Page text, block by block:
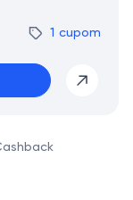
1 cupom